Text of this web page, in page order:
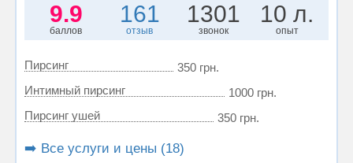
9.9
баллов
161
отзыв
1301
звонок
10 л.
опыт
Пирсинг
350 грн.
Интимный пирсинг
1000 грн.
Пирсинг ушей
350 грн.
➡️ Все услуги и цены (18)